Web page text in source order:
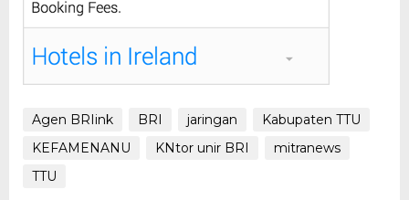
Agen BRIink BRI jaringan
Kabupaten TTU
KEFAMENANU
KNtor unir BRI
mitranews
TTU